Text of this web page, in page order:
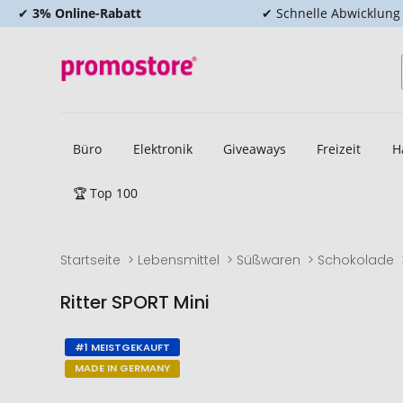
✔ 3% Online-Rabatt ✔ Schnelle Abwicklung
Büro Elektronik Giveaways Freizeit
🏆 Top 100
Startseite Lebensmittel Süßwaren Schokolade
Ritter SPORT Mini
Zum
Ende
der
Zum
Anfang
der
#1 MEISTGEKAUFT
MADE IN GERMANY